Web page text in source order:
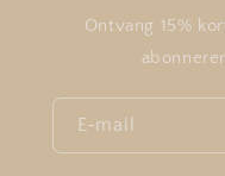
Ontvang 15%
E‑mail